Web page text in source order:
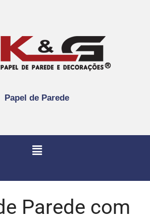
Papel de Parede
Parede com